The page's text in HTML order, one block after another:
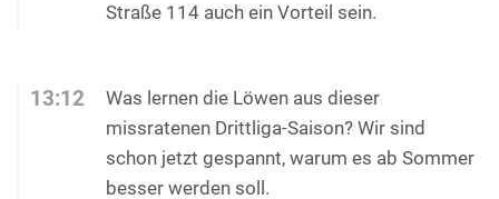
Straße 114 auch ein Vorteil sein.
13:12
Was lernen die Löwen aus dieser
missratenen Drittliga-Saison? Wir sind
schon jetzt gespannt, warum es ab Sommer
besser werden soll.